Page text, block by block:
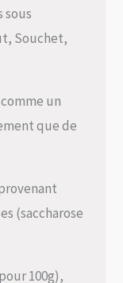
sous
Souchet,
un
que de
(saccharose
100g),